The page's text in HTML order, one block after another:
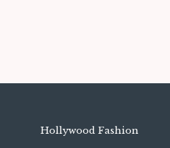
Hollywood Fashion